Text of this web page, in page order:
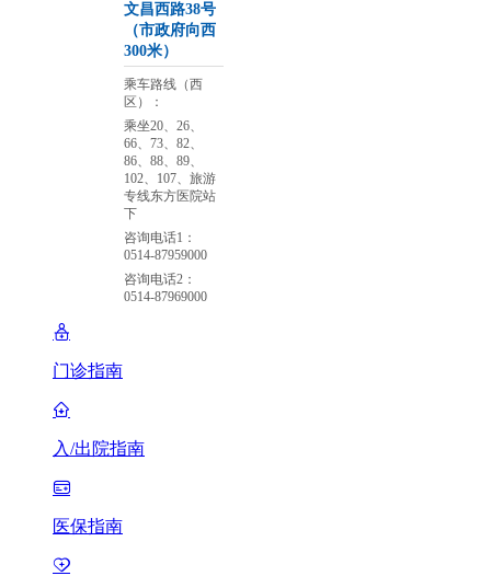
文昌西路38号
（市政府向西
300米）
乘车路线（西
区）：
乘坐20、26、
66、73、82、
86、88、89、
102、107、旅游
专线东方医院站
下
咨询电话1：
0514-87959000
咨询电话2：
0514-87969000
门诊指南
入/出院指南
医保指南